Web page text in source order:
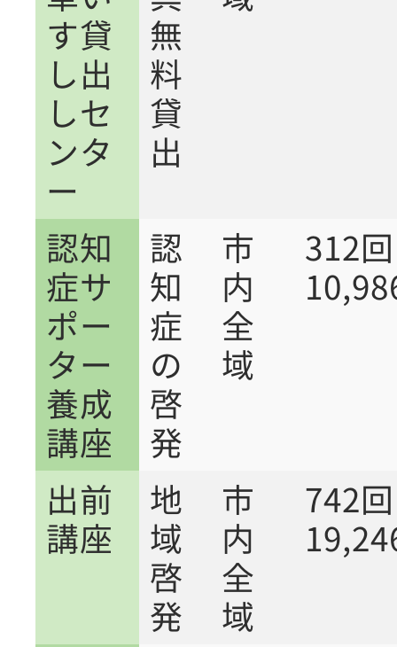
す貸
し出
しセ
ンタ
ー
無
料
貸
出
認知
症サ
ポー
ター
養成
講座
認
知
症
の
啓
発
市
内
全
域
312
出前
講座
地
域
啓
発
市
内
全
域
742